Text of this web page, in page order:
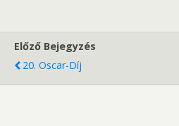
Előző Bejegyzés
20. Oscar-Díj